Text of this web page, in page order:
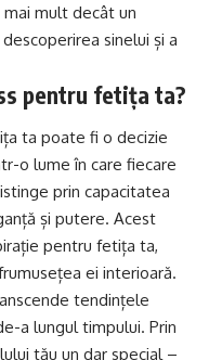
mult decât un
sinelui și a
pentru fetița ta?
ta poate fi o decizie
o lume în care fiecare
prin capacitatea
și putere. Acest
pentru fetița ta,
ei interioară.
tendințele
a lungul timpului. Prin
tău un dar special –